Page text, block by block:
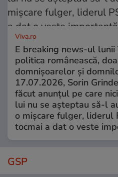
Viva.ro
E breaking news-ul lunii
politica românească,
domnișoarelor și
17.07.2026, Sorin
făcut anunțul pe care
lui nu se așteptau să-l
o mișcare fulger, liderul
tocmai a dat o veste
GSP